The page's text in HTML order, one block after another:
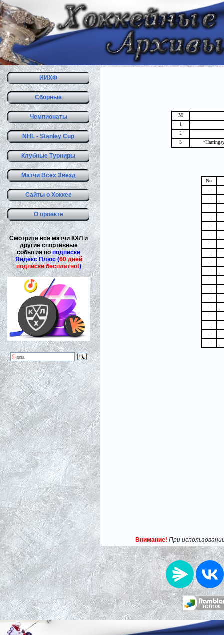
ИИХФ
Сборные
Чемпионаты
NHL - Stanley Cup
Клубные Турниры
Матчи Всех Звезд
Сайты о Хоккее
О проекте
Смотрите все матчи КХЛ и
другие спортивные
события поподписке
Яндекс Плюс (60 дней
подписки бесплатно!)
М
1
2
3
No
-
-
-
-
-
-
-
-
-
-
-
-
-
-
-
-
-
-
Внимание! При